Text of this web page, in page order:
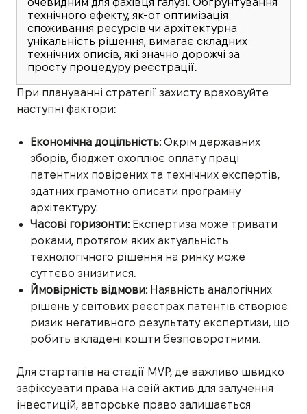
технічного ефекту, як-от оптимізація
споживання ресурсів чи архітектурна
унікальність рішення, вимагає складних
технічних описів, які значно дорожчі за
просту процедуру реєстрації.
При плануванні стратегії захисту враховуйте
наступні фактори:
Економічна доцільність:Окрім державних
зборів, бюджет охоплює оплату праці
патентних повірених та технічних експертів,
здатних грамотно описати програмну
архітектуру.
Часові горизонти:Експертиза може тривати
роками, протягом яких актуальність
технологічного рішення на ринку може
суттєво знизитися.
Ймовірність відмови:Наявність аналогічних
рішень у світових реєстрах патентів створює
ризик негативного результату експертизи, що
робить вкладені кошти безповоротними.
Для стартапів на стадії MVP, де важливо швидко
зафіксувати права на свій актив для залучення
інвестицій, авторське право залишається